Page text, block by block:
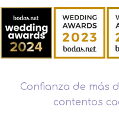
Confianza de más
contentos